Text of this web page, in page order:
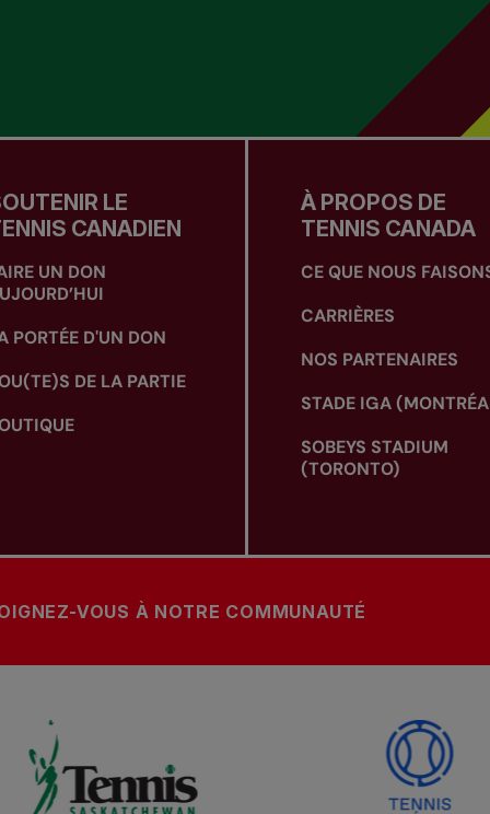
LE
CANADIEN
UN DON
PORTÉE D'UN DON
DE LA PARTIE
À PROPOS DE
TENNIS CANADA
CE QUE NOUS
CARRIÈRES
NOS PARTENAIRES
STADE IGA
SOBEYS STADIUM
(TORONTO)
VOUS À NOTRE COMMUNAUTÉ